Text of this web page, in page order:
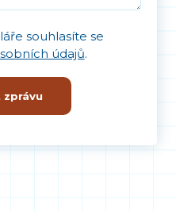
souhlasíte se
údajů.
zprávu